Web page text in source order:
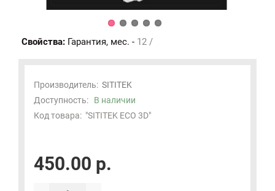
Свойства: Гарантия, мес. - 12 /
Производитель: SITITEK
Доступность: В наличии
Код товара: "SITITEK ECO 3D"
450.00 р.